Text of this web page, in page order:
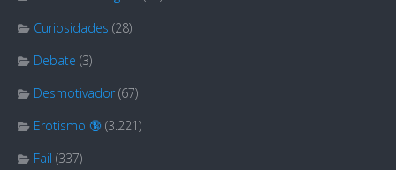
Curiosidades (28)
Debate (3)
Desmotivador (67)
Erotismo 🔞 (3.221)
Fail (337)